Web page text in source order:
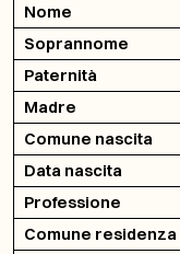
Nome
Soprannome
Paternità
Madre
Comune nascita
Data nascita
Professione
Comune residenza